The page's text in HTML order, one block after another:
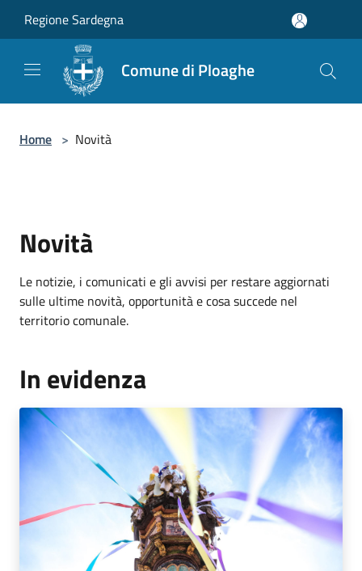
Regione Sardegna
Comune di Ploaghe
Home > Novità
Novità
Le notizie, i comunicati e gli avvisi per restare aggiornati
sulle ultime novità, opportunità e cosa succede nel
territorio comunale.
In evidenza